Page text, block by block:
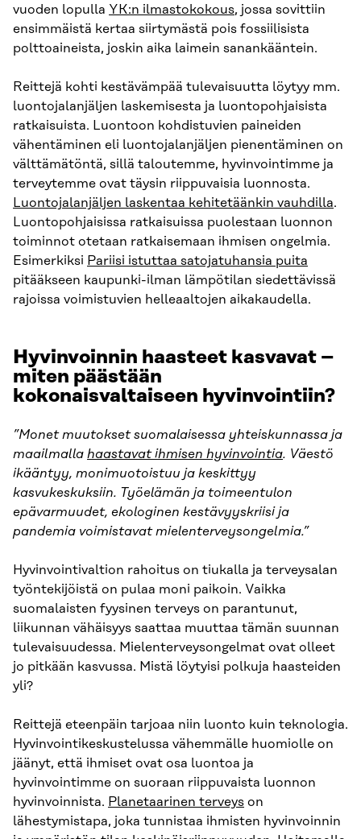
vuoden lopulla YK:n ilmastokokous, jossa sovittiin
ensimmäistä kertaa siirtymästä pois fossiilisista
polttoaineista, joskin aika laimein sanankääntein.
Reittejä kohti kestävämpää tulevaisuutta löytyy mm.
luontojalanjäljen laskemisesta ja luontopohjaisista
ratkaisuista. Luontoon kohdistuvien paineiden
vähentäminen eli luontojalanjäljen pienentäminen on
välttämätöntä, sillä taloutemme, hyvinvointimme ja
terveytemme ovat täysin riippuvaisia luonnosta.
Luontojalanjäljen laskentaa kehitetäänkin vauhdilla.
Luontopohjaisissa ratkaisuissa puolestaan luonnon
toiminnot otetaan ratkaisemaan ihmisen ongelmia.
Esimerkiksi Pariisi istuttaa satojatuhansia puita
pitääkseen kaupunki-ilman lämpötilan siedettävissä
rajoissa voimistuvien helleaaltojen aikakaudella.
Hyvinvoinnin haasteet kasvavat –
miten päästään
kokonaisvaltaiseen hyvinvointiin?
”Monet muutokset suomalaisessa yhteiskunnassa ja
maailmalla haastavat ihmisen hyvinvointia. Väestö
ikääntyy, monimuotoistuu ja keskittyy
kasvukeskuksiin. Työelämän ja toimeentulon
epävarmuudet, ekologinen kestävyyskriisi ja
pandemia voimistavat mielenterveysongelmia.”
Hyvinvointivaltion rahoitus on tiukalla ja terveysalan
työntekijöistä on pulaa moni paikoin. Vaikka
suomalaisten fyysinen terveys on parantunut,
liikunnan vähäisyys saattaa muuttaa tämän suunnan
tulevaisuudessa. Mielenterveysongelmat ovat olleet
jo pitkään kasvussa. Mistä löytyisi polkuja haasteiden
yli?
Reittejä eteenpäin tarjoaa niin luonto kuin teknologia.
Hyvinvointikeskustelussa vähemmälle huomiolle on
jäänyt, että ihmiset ovat osa luontoa ja
hyvinvointimme on suoraan riippuvaista luonnon
hyvinvoinnista. Planetaarinen terveys on
lähestymistapa, joka tunnistaa ihmisten hyvinvoinnin